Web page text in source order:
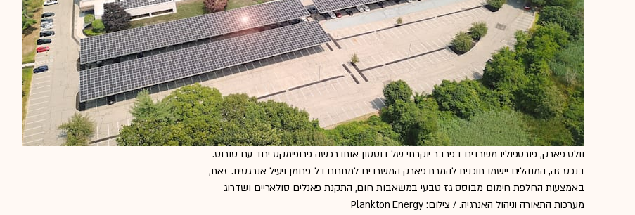
וולס פארק, פורטפוליו משרדים בפרבר יוקרתי של בוסטון אותו רכשה פרופימקס יחד עם טורוס.
בנכס זה, המנהלים יישמו תוכנית להמרת פארק המשרדים למתחם דל-פחמן ויעיל אנרגטית. זאת,
באמצעות החלפת חימום מבוסס גז טבעי במשאבות חום, התקנת פאנלים סולאריים ושדרוג
מערכות התאורה וניהול האנרגיה. / צילום: Plankton Energy